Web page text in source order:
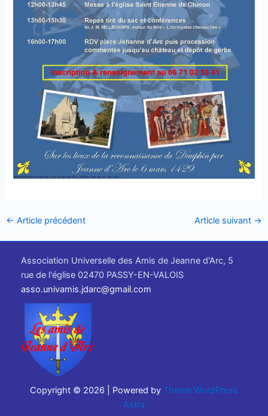
← Article précédent Article suivant →
Association Universelle des Amis de Jeanne d'Arc, 5
rue de l'église 02470 PASSY-EN-VALOIS
asso.univamis.jdarc@gmail.com
Copyright © 2026 | Powered by Thème WordPress
Astra